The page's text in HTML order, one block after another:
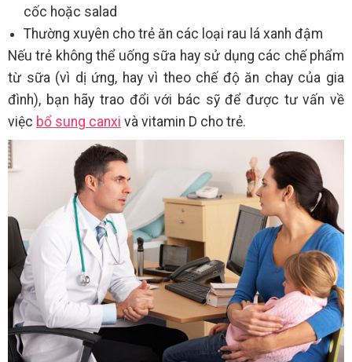
cốc hoặc salad
Thường xuyên cho trẻ ăn các loại rau lá xanh đậm
Nếu trẻ không thể uống sữa hay sử dụng các chế phẩm
từ sữa (vì dị ứng, hay vì theo chế độ ăn chay của gia
đình), bạn hãy trao đổi với bác sỹ để được tư vấn về
việc bổ sung canxi và vitamin D cho trẻ.